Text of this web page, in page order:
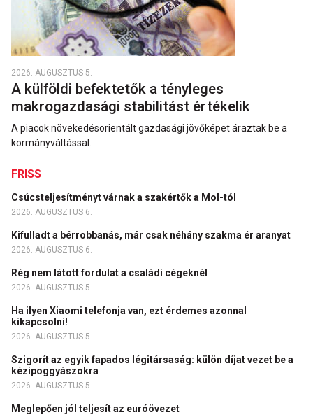
2026. AUGUSZTUS 5.
A külföldi befektetők a tényleges
makrogazdasági stabilitást értékelik
A piacok növekedésorientált gazdasági jövőképet áraztak be a
kormányváltással.
FRISS
Csúcsteljesítményt várnak a szakértők a Mol-tól
2026. AUGUSZTUS 6.
Kifulladt a bérrobbanás, már csak néhány szakma ér aranyat
2026. AUGUSZTUS 6.
Rég nem látott fordulat a családi cégeknél
2026. AUGUSZTUS 5.
Ha ilyen Xiaomi telefonja van, ezt érdemes azonnal
kikapcsolni!
2026. AUGUSZTUS 5.
Szigorít az egyik fapados légitársaság: külön díjat vezet be a
kézipoggyászokra
2026. AUGUSZTUS 5.
Meglepően jól teljesít az euróövezet